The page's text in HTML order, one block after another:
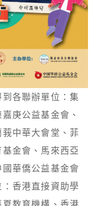
各聯辦單位：集
庚公益基金會、
中華大會堂、菲
金會、馬來西亞
華僑公益基金會
香港直接資助學